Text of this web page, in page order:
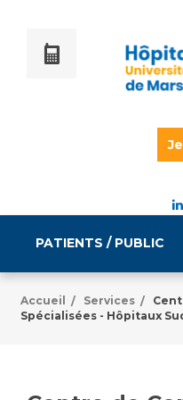
PATIENTS / PUBLIC
Informations
Égalité
Emploi /
Accueil / Services /
Spécialisées - Hôpitaux